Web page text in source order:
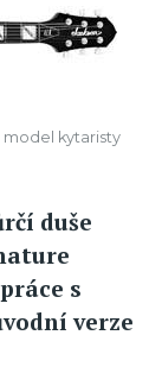
model kytaristy
duše
s
verze